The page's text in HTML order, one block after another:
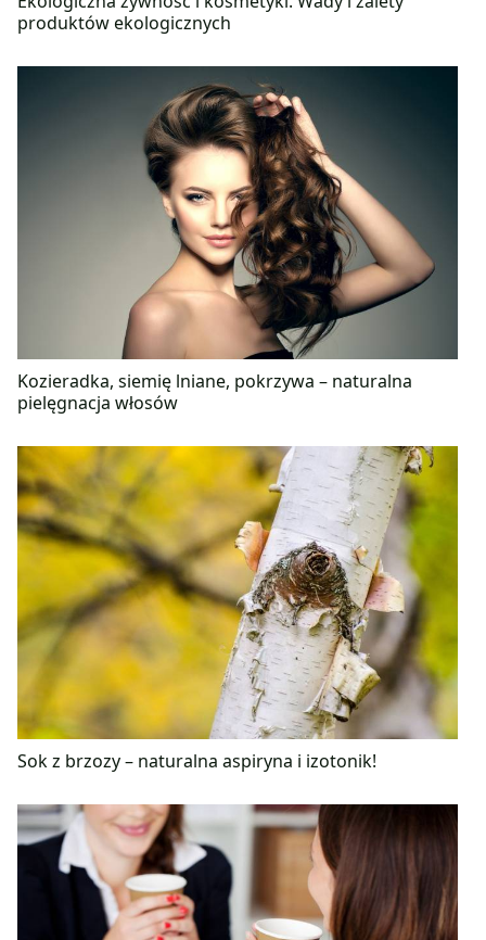
produktów ekologicznych
Kozieradka, siemię lniane, pokrzywa – naturalna
pielęgnacja włosów
Sok z brzozy – naturalna aspiryna i izotonik!